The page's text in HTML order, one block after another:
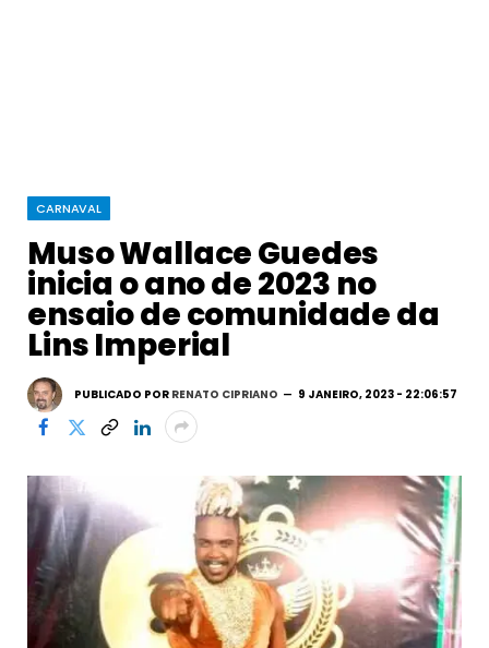
CARNAVAL
Muso Wallace Guedes
inicia o ano de 2023 no
ensaio de comunidade da
Lins Imperial
PUBLICADO POR RENATO CIPRIANO 9 JANEIRO, 2023 - 22:06:57